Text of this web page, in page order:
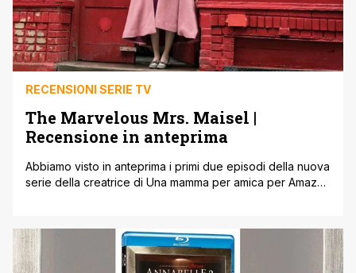
RECENSIONI SERIE TV
The Marvelous Mrs. Maisel |
Recensione in anteprima
Abbiamo visto in anteprima i primi due episodi della nuova
serie della creatrice di Una mamma per amica per Amazon
Amazon. Sfornando The Marvelous Mrs. Maisel, una serie
piena di tutti gli elementi caratteristici del suo stile: dialoghi
[']